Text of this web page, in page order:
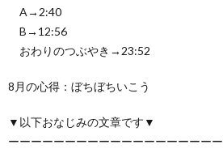
A→2:40
B→12:56
おわりのつぶやき→23:52
8月の心得：ぼちぼちいこう
▼以下おなじみの文章です▼
ーーーーーーーーーーーーーーーーーーー